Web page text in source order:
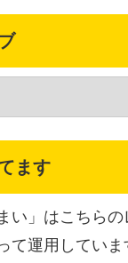
ます
い」はこちら
て運用していま